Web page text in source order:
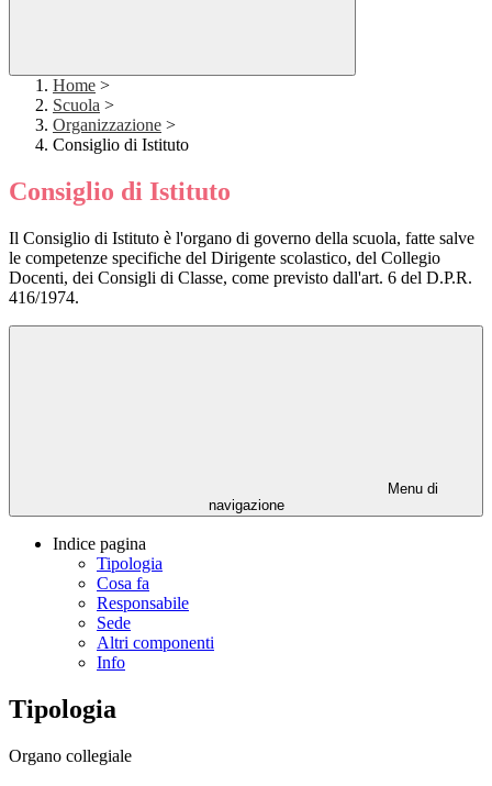
Home >
Scuola >
Organizzazione >
Consiglio di Istituto
Consiglio di Istituto
Il Consiglio di Istituto è l'organo di governo della scuola, fatte salve
le competenze specifiche del Dirigente scolastico, del Collegio
Docenti, dei Consigli di Classe, come previsto dall'art. 6 del D.P.R.
416/1974.
Menu di
navigazione
Indice pagina
Tipologia
Cosa fa
Responsabile
Sede
Altri componenti
Info
Tipologia
Organo collegiale